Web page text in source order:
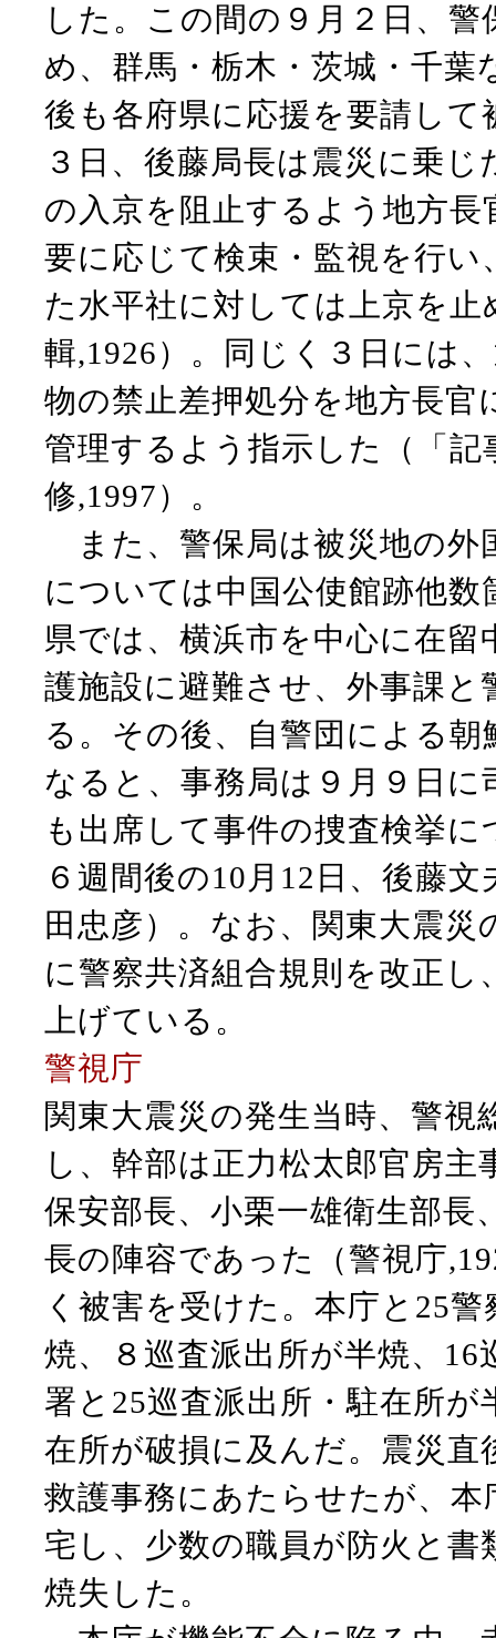
した。この間の９月２日、
め、群馬・栃木・茨城・千
後も各府県に応援を要請し
３日、後藤局長は震災に乗
の入京を阻止するよう地方
要に応じて検束・監視を行
た水平社に対しては上京を
輯,1926）。同じく３日には
物の禁止差押処分を地方長
管理するよう指示した（「
修,1997）。
また、警保局は被災地の外
については中国公使館跡他
県では、横浜市を中心に在
護施設に避難させ、外事課
る。その後、自警団による
なると、事務局は９月９日
も出席して事件の捜査検挙
６週間後の10月12日、後藤
田忠彦）。なお、関東大震
に警察共済組合規則を改正
上げている。
警視庁
関東大震災の発生当時、警
し、幹部は正力松太郎官房
保安部長、小栗一雄衛生部長
長の陣容であった（警視庁
く被害を受けた。本庁と25
焼、８巡査派出所が半焼、
署と25巡査派出所・駐在所
在所が破損に及んだ。震災
救護事務にあたらせたが、
宅し、少数の職員が防火と
焼失した。